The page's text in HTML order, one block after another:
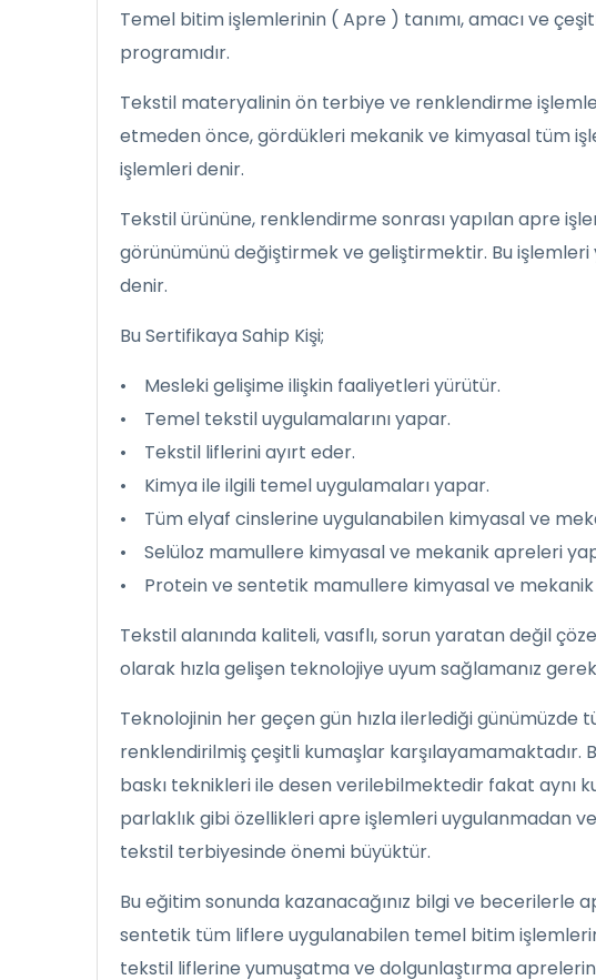
Temel bitim işlemlerinin ( Apre ) tanımı, amacı ve
programıdır.
Tekstil materyalinin ön terbiye ve renklendirme
etmeden önce, gördükleri mekanik ve kimyasal tüm
işlemleri denir.
Tekstil ürününe, renklendirme sonrası yapılan apre
görünümünü değiştirmek ve geliştirmektir. Bu
denir.
Bu Sertifikaya Sahip Kişi;
• Mesleki gelişime ilişkin faaliyetleri yürütür.
• Temel tekstil uygulamalarını yapar.
• Tekstil liflerini ayırt eder.
• Kimya ile ilgili temel uygulamaları yapar.
• Tüm elyaf cinslerine uygulanabilen kimyasal ve
• Selüloz mamullere kimyasal ve mekanik apreleri
• Protein ve sentetik mamullere kimyasal ve
Tekstil alanında kaliteli, vasıflı, sorun yaratan değil
olarak hızla gelişen teknolojiye uyum sağlamanız
Teknolojinin her geçen gün hızla ilerlediği günümüzde
renklendirilmiş çeşitli kumaşlar karşılayamamaktadır.
baskı teknikleri ile desen verilebilmektedir fakat aynı
parlaklık gibi özellikleri apre işlemleri uygulanmadan
tekstil terbiyesinde önemi büyüktür.
Bu eğitim sonunda kazanacağınız bilgi ve becerilerle
sentetik tüm liflere uygulanabilen temel bitim
tekstil liflerine yumuşatma ve dolgunlaştırma